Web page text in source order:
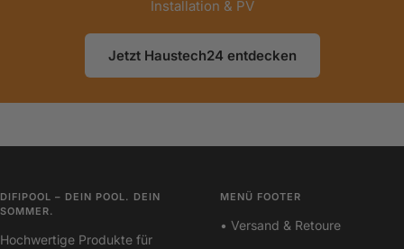
Installation & PV
Jetzt Haustech24 entdecken
DIFIPOOL – DEIN POOL. DEIN
SOMMER.
Hochwertige Produkte für
MENÜ FOOTER
• Versand & Retoure